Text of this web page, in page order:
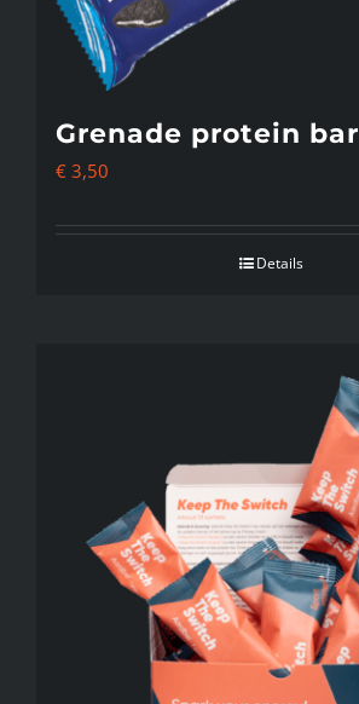
Grenade protein bar
€ 3,50
Details